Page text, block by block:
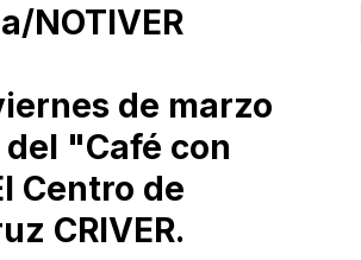
NOTIVER
de marzo
"Café con
Centro de
CRIVER.